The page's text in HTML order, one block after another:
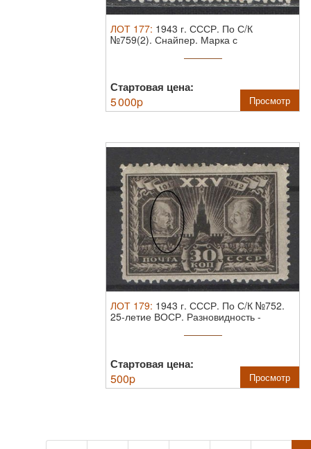
ЛОТ 177: 1943 г. СССР. По С/К
№759(2). Снайпер. Марка с
Стартовая цена:
5 000p Просмотр
ЛОТ 179: 1943 г. СССР. По С/К №752.
25-летие ВОСР. Разновидность -
Стартовая цена:
500p Просмотр